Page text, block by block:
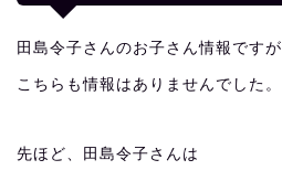
田島令子さんのお子さん情報ですが
こちらも情報はありませんでした。
先ほど、田島令子さんは